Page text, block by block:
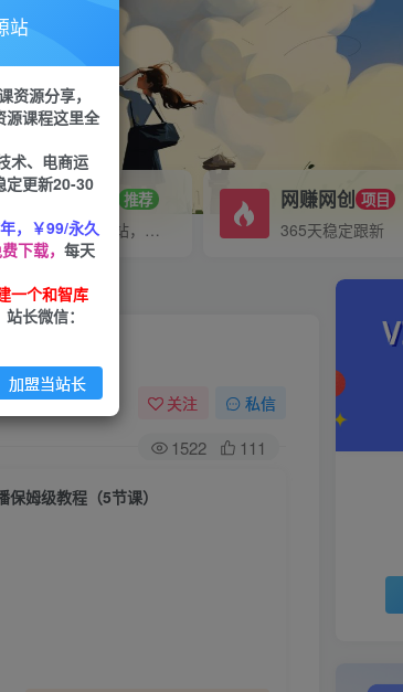
剪辑
招募站长 推荐
搭建同款网站，自己当老板
网赚网创 项目
365天稳定跟新
关注 私信
1522 111
姆级教程（5节课）
站
资源分享，
源课程这里全
术、电商运
定更新20-30
，￥99/永久
下载， 每天
一个和智库
站长微信：
加盟当站长